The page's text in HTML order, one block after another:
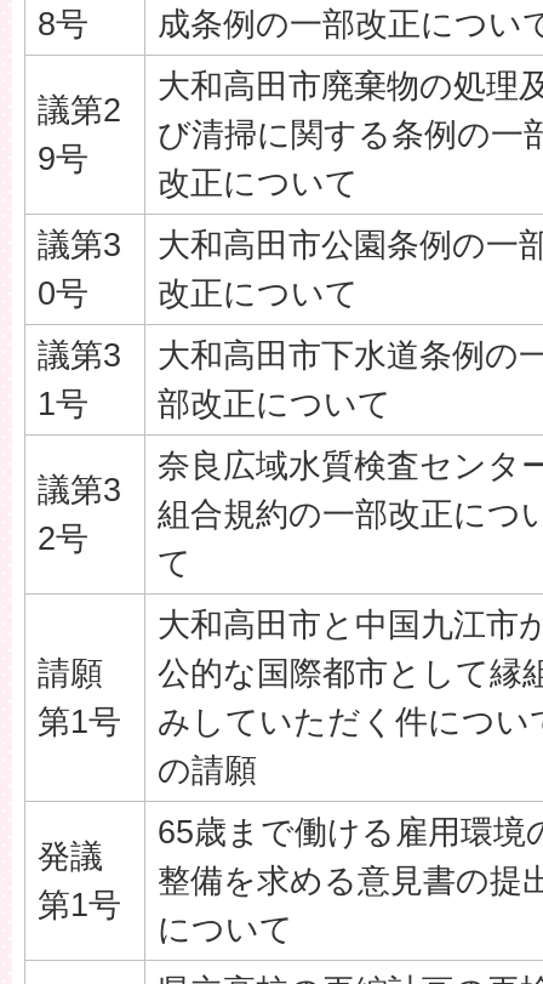
8号
成条例の一部改正につい
議第2
9号
大和高田市廃棄物の処理
び清掃に関する条例の一
改正について
議第3
0号
大和高田市公園条例の一
改正について
議第3
1号
大和高田市下水道条例の
部改正について
議第3
2号
奈良広域水質検査センタ
組合規約の一部改正につ
て
請願
第1号
大和高田市と中国九江市
公的な国際都市として縁
みしていただく件につい
の請願
発議
第1号
65歳まで働ける雇用環境
整備を求める意見書の提
について